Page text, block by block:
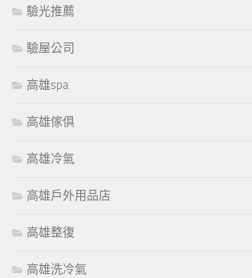
驗光推薦
驗屋公司
高雄spa
高雄傢俱
高雄冷氣
高雄戶外用品店
高雄整復
高雄洗冷氣